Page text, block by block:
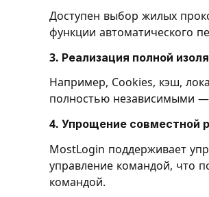
Доступен выбор жилых
функции автоматического
3. Реализация полной
Например, Cookies, кэш,
полностью независимыми —
4. Упрощение совместной
MostLogin поддерживает
управление командой, что
командой.